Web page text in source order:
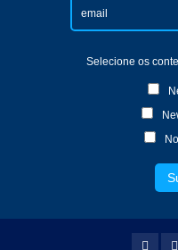
Selecione os